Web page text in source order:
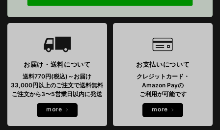
お届け・送料について
送料770円(税込)～お届け
33,000円以上のご注文で送料無料
ご注文から3〜5営業日以内に発送
more
お支払いについて
クレジットカード・
Amazon Payの
ご利用が可能です
more